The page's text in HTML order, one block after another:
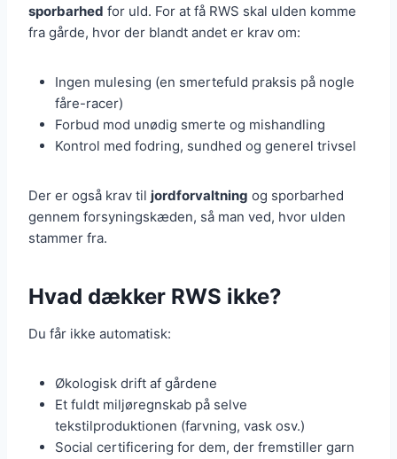
sporbarhed for uld. For at få RWS skal ulden komme
fra gårde, hvor der blandt andet er krav om:
Ingen mulesing (en smertefuld praksis på nogle
fåre-racer)
Forbud mod unødig smerte og mishandling
Kontrol med fodring, sundhed og generel trivsel
Der er også krav til jordforvaltning og sporbarhed
gennem forsyningskæden, så man ved, hvor ulden
stammer fra.
Hvad dækker RWS ikke?
Du får ikke automatisk:
Økologisk drift af gårdene
Et fuldt miljøregnskab på selve
tekstilproduktionen (farvning, vask osv.)
Social certificering for dem, der fremstiller garn